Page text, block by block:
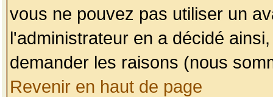
vous ne pouvez pas utiliser un
l'administrateur en a décidé
demander les raisons (nous
Revenir en haut de page